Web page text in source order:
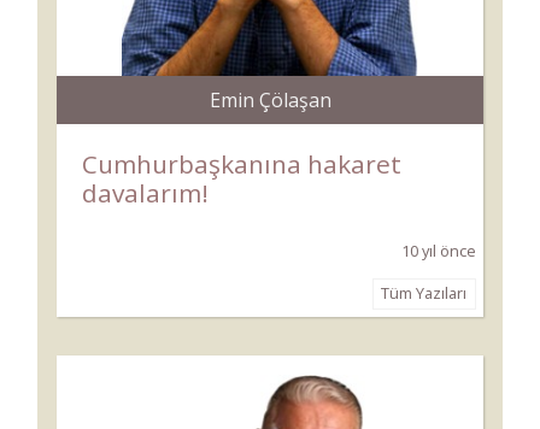
Emin Çölaşan
Cumhurbaşkanına hakaret
davalarım!
10 yıl önce
Tüm Yazıları